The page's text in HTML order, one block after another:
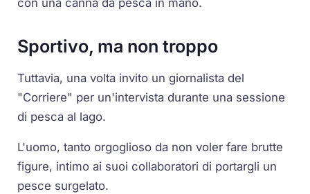
con una canna da pesca in mano.
Sportivo, ma non troppo
Tuttavia, una volta invito un giornalista del
"Corriere" per un'intervista durante una sessione
di pesca al lago.
L'uomo, tanto orgoglioso da non voler fare brutte
figure, intimo ai suoi collaboratori di portargli un
pesce surgelato.